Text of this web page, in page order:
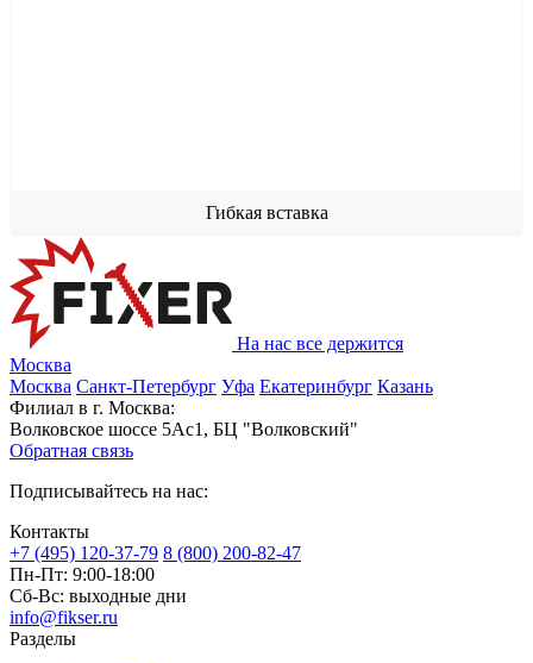
Гибкая вставка
На нас все держится
Москва
Москва Санкт-Петербург Уфа Екатеринбург Казань
Филиал в г. Москва:
Волковское шоссе 5Ас1, БЦ "Волковский"
Обратная связь
Подписывайтесь на нас:
Контакты
+7 (495) 120-37-79 8 (800) 200-82-47
Пн-Пт: 9:00-18:00
Сб-Вс: выходные дни
info@fikser.ru
Разделы